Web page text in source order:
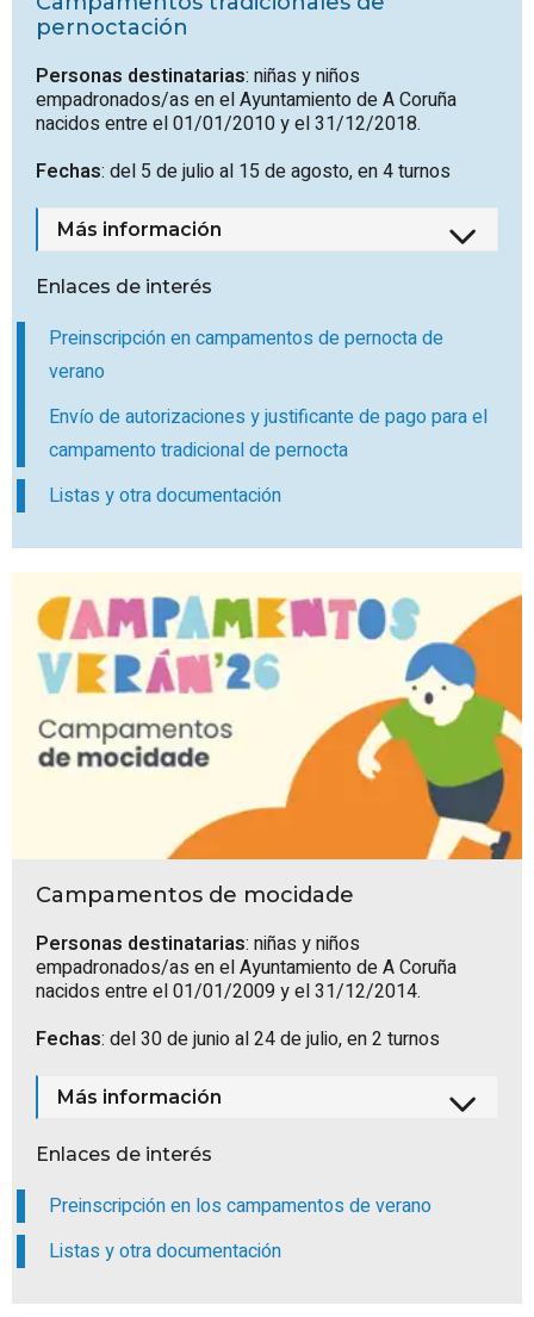
pernoctación
Personas destinatarias: niñas y niños
empadronados/as en el Ayuntamiento de A Coruña
nacidos entre el 01/01/2010 y el 31/12/2018.
Fechas: del 5 de julio al 15 de agosto, en 4 turnos
Más información
Enlaces de interés
Preinscripción en campamentos de pernocta de
verano
Envío de autorizaciones y justificante de pago para el
campamento tradicional de pernocta
Listas y otra documentación
Campamentos de mocidade
Personas destinatarias: niñas y niños
empadronados/as en el Ayuntamiento de A Coruña
nacidos entre el 01/01/2009 y el 31/12/2014.
Fechas: del 30 de junio al 24 de julio, en 2 turnos
Más información
Enlaces de interés
Preinscripción en los campamentos de verano
Listas y otra documentación